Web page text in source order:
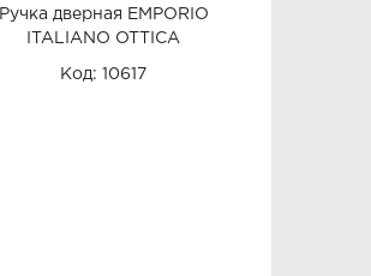
Ручка дверная EMPORIO
ITALIANO OTTICA
Код: 10617